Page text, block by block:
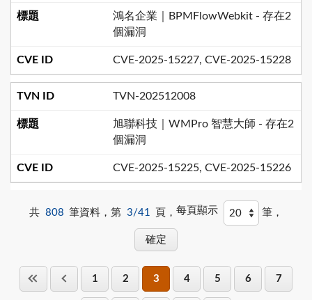
鴻名企業｜BPMFlowWebkit - 存在2
個漏洞
CVE-2025-15227, CVE-2025-15228
TVN-202512008
旭聯科技｜WMPro 智慧大師 - 存在2
個漏洞
CVE-2025-15225, CVE-2025-15226
共 808 筆資料，第 3/41 頁， 每頁顯示 筆，
1 2 3 4 5 6 7